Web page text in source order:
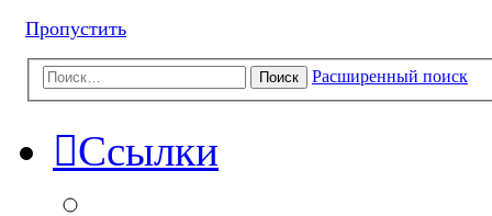
Пропустить
Поиск Расширенный поиск
Ссылки